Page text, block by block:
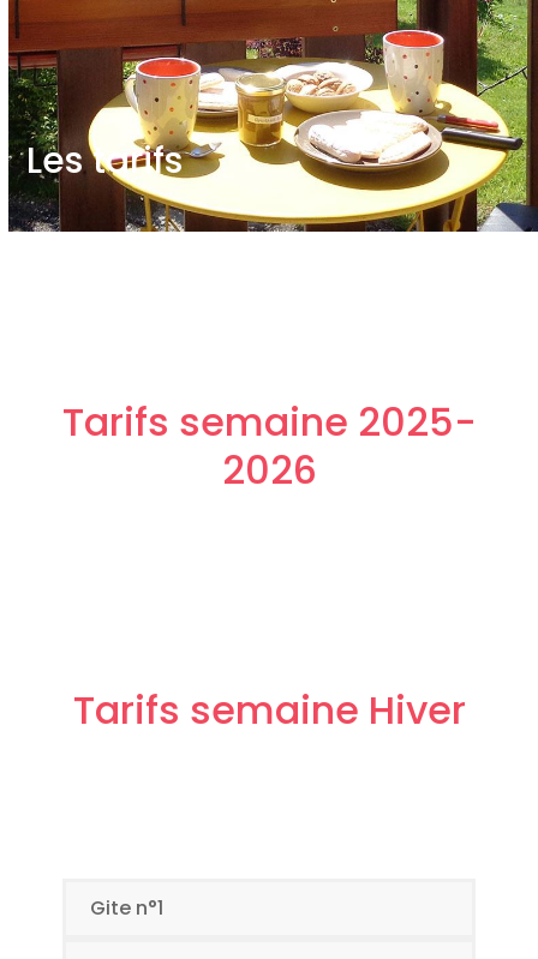
Les tarifs
Tarifs semaine 2025-
2026
Tarifs semaine Hiver
Gite n°1